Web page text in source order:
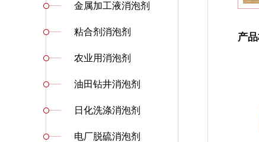
金属加工液消泡剂
粘合剂消泡剂
农业用消泡剂
油田钻井消泡剂
日化洗涤消泡剂
电厂脱硫消泡剂
产品